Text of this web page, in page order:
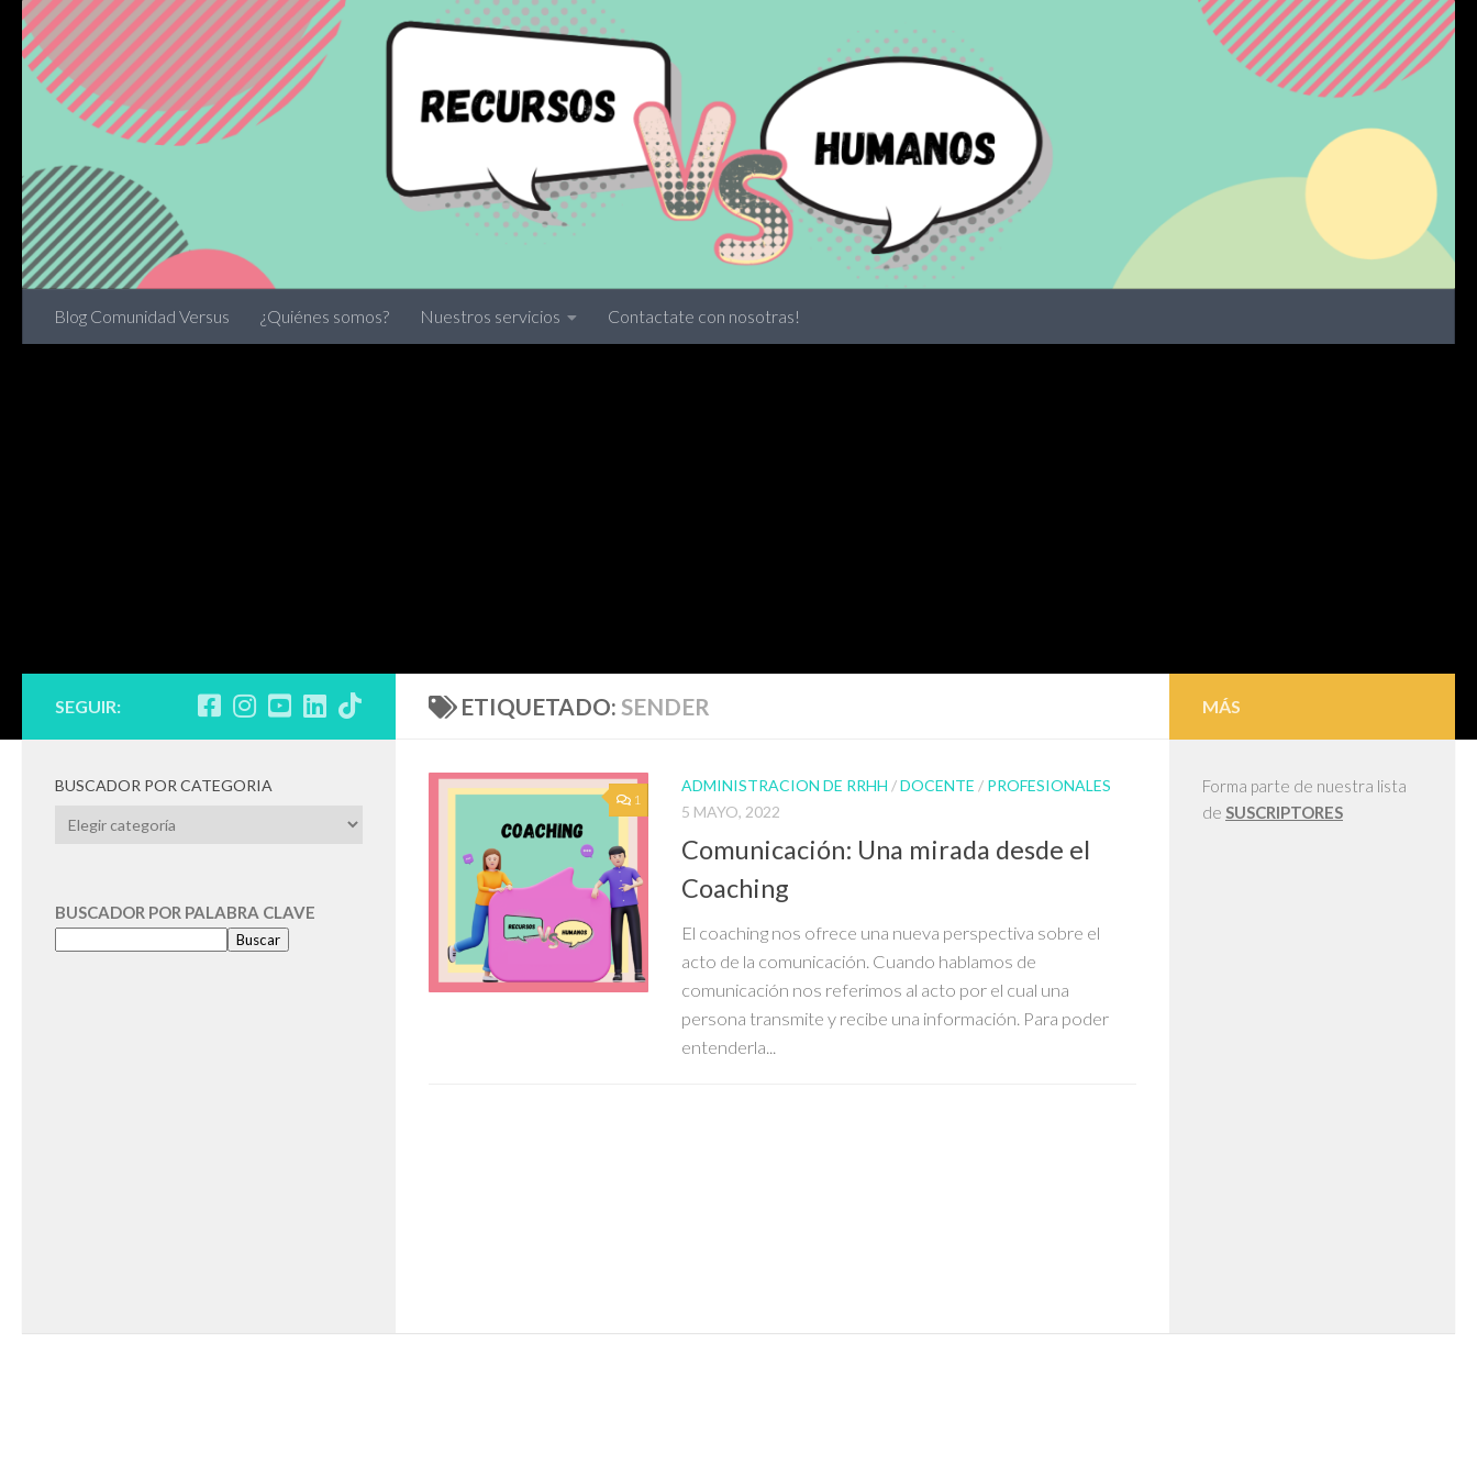
Skip to content
Blog Comunidad Versus ¿Quiénes somos? Nuestros servicios Contactate con nosotras!
ETIQUETADO: SENDER
1
ADMINISTRACION DE RRHH /DOCENTE / PROFESIONALES
5 MAYO, 2022
Comunicación: Una mirada desde el
Coaching
El coaching nos ofrece una nueva perspectiva sobre el
acto de la comunicación. Cuando hablamos de
comunicación nos referimos al acto por el cual una
persona transmite y recibe una información. Para poder
entenderla...
SEGUIR:
BUSCADOR POR CATEGORIA
BUSCADOR
BUSCADOR POR PALABRA CLAVE
Buscar
MÁS
Forma parte de nuestra lista
de SUSCRIPTORES